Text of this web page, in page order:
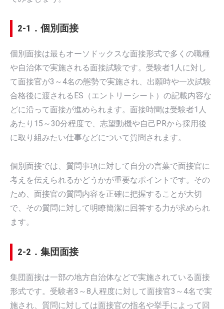
2-1．個別面接
個別面接は最もオーソドックスな面接形式で多くの職種
や自治体で実施される面接試験です。受験者1人に対し
て面接官が3～4名の態勢で実施され、出願時や一次試験
合格後に渡されるES（エントリーシート）の記載内容な
どに沿って面接が進められます。面接時間は受験者1人
あたり15～30分程度で、志望動機や自己PRから採用後
に取り組みたい仕事などについて質問されます。
個別面接では、質問事項に対して自分の言葉で面接官に
考えを伝えられるかどうかが重要なポイントです。その
ため、面接官の質問内容を正確に把握することが大切
で、その質問に対して明瞭簡潔に回答する力が求められ
ます。
2-2．集団面接
集団面接は一部の地方自治体などで実施されている面接
形式です。受験者3～8人程度に対して面接官3～4名で実
施され、質問に対しては面接官の指名や挙手によって回